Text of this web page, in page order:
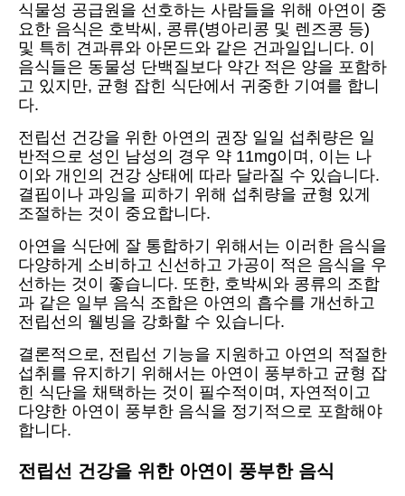
식물성 공급원을 선호하는 사람들을 위해 아연이 중
요한 음식은 호박씨, 콩류(병아리콩 및 렌즈콩 등)
및 특히 견과류와 아몬드와 같은 건과일입니다. 이
음식들은 동물성 단백질보다 약간 적은 양을 포함하
고 있지만, 균형 잡힌 식단에서 귀중한 기여를 합니
다.
전립선 건강을 위한 아연의 권장 일일 섭취량은 일
반적으로 성인 남성의 경우 약 11mg이며, 이는 나
이와 개인의 건강 상태에 따라 달라질 수 있습니다.
결핍이나 과잉을 피하기 위해 섭취량을 균형 있게
조절하는 것이 중요합니다.
아연을 식단에 잘 통합하기 위해서는 이러한 음식을
다양하게 소비하고 신선하고 가공이 적은 음식을 우
선하는 것이 좋습니다. 또한, 호박씨와 콩류의 조합
과 같은 일부 음식 조합은 아연의 흡수를 개선하고
전립선의 웰빙을 강화할 수 있습니다.
결론적으로, 전립선 기능을 지원하고 아연의 적절한
섭취를 유지하기 위해서는 아연이 풍부하고 균형 잡
힌 식단을 채택하는 것이 필수적이며, 자연적이고
다양한 아연이 풍부한 음식을 정기적으로 포함해야
합니다.
전립선 건강을 위한 아연이 풍부한 음식